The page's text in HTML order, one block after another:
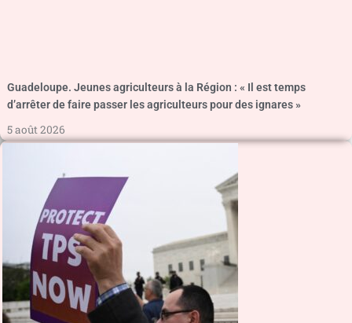
Guadeloupe. Jeunes agriculteurs à la Région : « Il est temps
d’arrêter de faire passer les agriculteurs pour des ignares »
5 août 2026